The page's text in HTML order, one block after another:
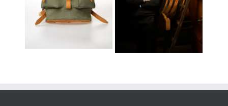
Montpellier
Reportage pour
Sotheby’s